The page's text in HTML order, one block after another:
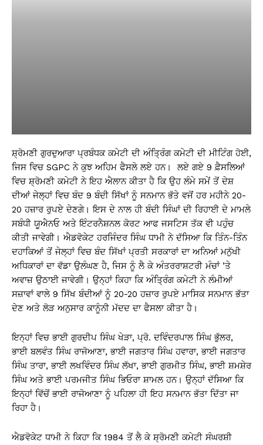
ਸ਼੍ਰੋਮਣੀ ਗੁਰਦੁਆਰਾ ਪ੍ਰਬੰਧਕ ਕਮੇਟੀ ਦੀ ਅੰਤ੍ਰਿੰਗ ਕਮੇਟੀ ਦੀ ਮੀਟਿੰਗ ਹੋਈ,
ਜਿਸ ਵਿਚ SGPC ਨੇ ਕੁਝ ਅਹਿਮ ਫੈਸਲੇ ਲਏ ਹਨ। ਲਏ ਗਏ 9 ਫ਼ੈਸਲਿਆਂ
ਵਿਚ ਸ਼੍ਰੋਮਣੀ ਕਮੇਟੀ ਨੇ ਇਹ ਐਲਾਨ ਕੀਤਾ ਹੈ ਕਿ ਉਹ ਲੰਮੇ ਸਮੇਂ ਤੋਂ ਦੇਸ਼
ਦੀਆਂ ਜੇਲ੍ਹਾਂ ਵਿਚ ਬੰਦ 9 ਬੰਦੀ ਸਿੱਖਾਂ ਨੂੰ ਸਨਮਾਨ ਭੱਤੇ ਵਜੋਂ ਹਰ ਮਹੀਨੇ 20-
20 ਹਜ਼ਾਰ ਰੁਪਏ ਦੇਣਗੇ। ਇਸ ਦੇ ਨਾਲ ਹੀ ਬੰਦੀ ਸਿੰਘਾਂ ਦੀ ਰਿਹਾਈ ਦੇ ਮਾਮਲੇ
ਸਬੰਧੀ ਯੂਐਨਓ ਅਤੇ ਇੰਟਰਨੈਸ਼ਨਲ ਕੋਰਟ ਆਫ ਜਸਟਿਸ ਤੱਕ ਵੀ ਪਹੁੰਚ
ਕੀਤੀ ਜਾਵੇਗੀ। ਐਡਵੋਕੇਟ ਹਰਜਿੰਦਰ ਸਿੰਘ ਧਾਮੀ ਨੇ ਦੱਸਿਆ ਕਿ ਤਿੰਨ-ਤਿੰਨ
ਦਹਾਕਿਆਂ ਤੋਂ ਜੇਲ੍ਹਾਂ ਵਿਚ ਬੰਦ ਸਿੱਖਾਂ ਪ੍ਰਤੀ ਸਰਕਾਰਾਂ ਦਾ ਅਨਿਆਂ ਮਨੁੱਖੀ
ਅਧਿਕਾਰਾਂ ਦਾ ਵੱਡਾ ਉਲੰਘਣ ਹੈ, ਜਿਸ ਨੂੰ ਲੈ ਕੇ ਅੰਤਰਰਾਸ਼ਟਰੀ ਮੰਚਾਂ ’ਤੇ
ਅਵਾਜ਼ ਉਠਾਈ ਜਾਵੇਗੀ। ਉਨ੍ਹਾਂ ਕਿਹਾ ਕਿ ਅੰਤ੍ਰਿੰਗ ਕਮੇਟੀ ਨੇ ਲੰਮੀਆਂ
ਸਜ਼ਾਵਾਂ ਵਾਲੇ 9 ਸਿੱਖ ਬੰਦੀਆਂ ਨੂੰ 20-20 ਹਜ਼ਾਰ ਰੁਪਏ ਮਾਸਿਕ ਸਨਮਾਨ ਭੱਤਾ
ਦੇਣ ਅਤੇ ਲੋੜ ਅਨੁਸਾਰ ਕਾਨੂੰਨੀ ਮੱਦਦ ਦਾ ਫੈਸਲਾ ਕੀਤਾ ਹੈ।
ਇਨ੍ਹਾਂ ਵਿਚ ਭਾਈ ਗੁਰਦੀਪ ਸਿੰਘ ਖੇੜਾ, ਪ੍ਰੋ. ਦਵਿੰਦਰਪਾਲ ਸਿੰਘ ਭੁੱਲਰ,
ਭਾਈ ਬਲਵੰਤ ਸਿੰਘ ਰਾਜੋਆਣਾ, ਭਾਈ ਜਗਤਾਰ ਸਿੰਘ ਹਵਾਰਾ, ਭਾਈ ਜਗਤਾਰ
ਸਿੰਘ ਤਾਰਾ, ਭਾਈ ਲਖਵਿੰਦਰ ਸਿੰਘ ਲੱਖਾ, ਭਾਈ ਗੁਰਮੀਤ ਸਿੰਘ, ਭਾਈ ਸ਼ਮਸ਼ੇਰ
ਸਿੰਘ ਅਤੇ ਭਾਈ ਪਰਮਜੀਤ ਸਿੰਘ ਭਿਓਰਾ ਸ਼ਾਮਲ ਹਨ। ਉਨ੍ਹਾਂ ਦੱਸਿਆ ਕਿ
ਇਨ੍ਹਾਂ ਵਿੱਚੋਂ ਭਾਈ ਰਾਜੋਆਣਾ ਨੂੰ ਪਹਿਲਾ ਹੀ ਇਹ ਸਨਮਾਨ ਭੱਤਾ ਦਿੱਤਾ ਜਾ
ਰਿਹਾ ਹੈ।
ਐਡਵੋਕੇਟ ਧਾਮੀ ਨੇ ਕਿਹਾ ਕਿ 1984 ਤੋਂ ਲੈ ਕੇ ਸ਼੍ਰੋਮਣੀ ਕਮੇਟੀ ਸੰਘਰਸ਼ੀ